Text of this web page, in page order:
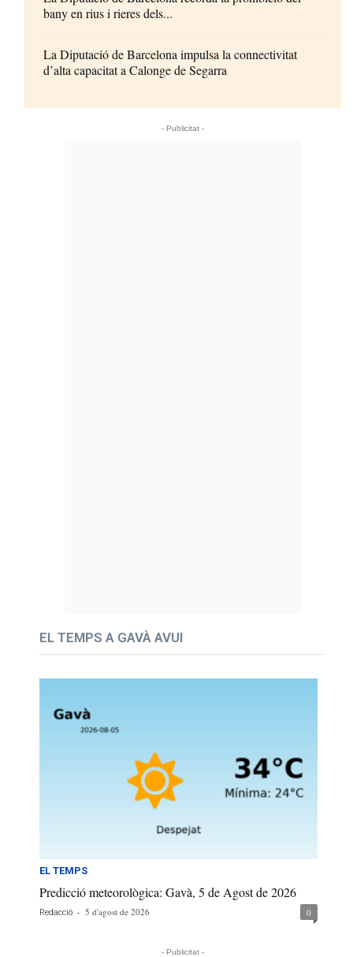
bany en rius i rieres dels...
La Diputació de Barcelona impulsa la connectivitat
d’alta capacitat a Calonge de Segarra
- Publicitat -
EL TEMPS A GAVÀ AVUI
EL TEMPS
Predicció meteorològica: Gavà, 5 de Agost de 2026
Redacció - 5 d'agost de 2026 0
- Publicitat -